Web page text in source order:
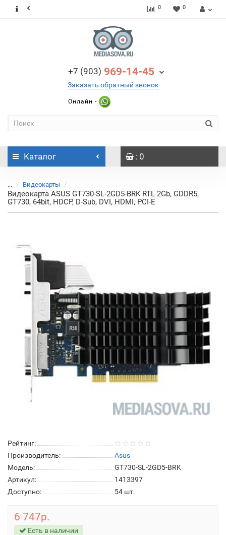
0 0
+7 (903) 969-14-45
Заказать обратный звонок
Онлайн -
Каталог : 0
... Видеокарты
Видеокарта ASUS GT730-SL-2GD5-BRK RTL 2Gb, GDDR5,
GT730, 64bit, HDCP, D-Sub, DVI, HDMI, PCI-E
Рейтинг:
Производитель:
Asus
Модель:
GT730-SL-2GD5-BRK
Артикул:
1413397
Доступно:
54 шт.
6 747р.
Есть в наличии